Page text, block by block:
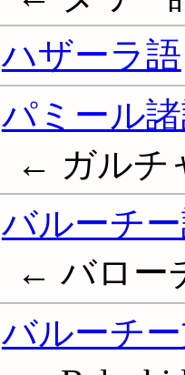
ハザーラ語
パミール
← ガルチ
バルーチ
← バロー
バルーチ